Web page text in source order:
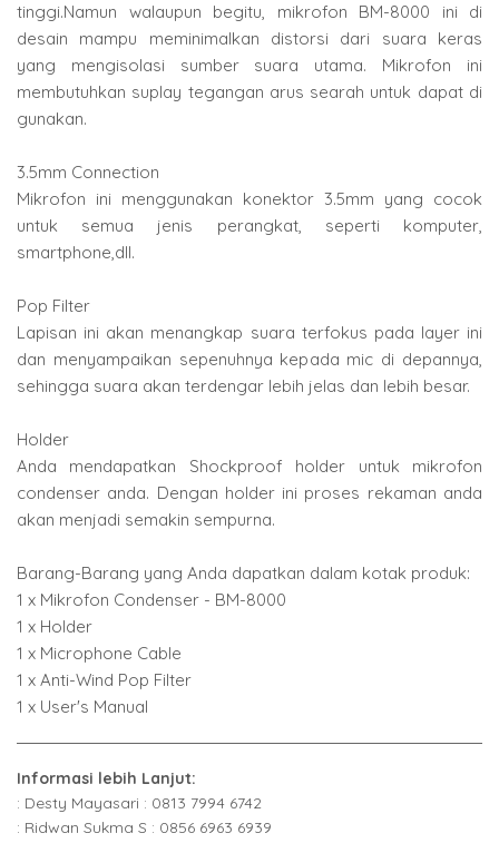
tinggi.Namun walaupun begitu, mikrofon BM-8000 ini di
desain mampu meminimalkan distorsi dari suara keras
yang mengisolasi sumber suara utama. Mikrofon ini
membutuhkan suplay tegangan arus searah untuk dapat di
gunakan.
3.5mm Connection
Mikrofon ini menggunakan konektor 3.5mm yang cocok
untuk semua jenis perangkat, seperti komputer,
smartphone,dll.
Pop Filter
Lapisan ini akan menangkap suara terfokus pada layer ini
dan menyampaikan sepenuhnya kepada mic di depannya,
sehingga suara akan terdengar lebih jelas dan lebih besar.
Holder
Anda mendapatkan Shockproof holder untuk mikrofon
condenser anda. Dengan holder ini proses rekaman anda
akan menjadi semakin sempurna.
Barang-Barang yang Anda dapatkan dalam kotak produk:
1 x Mikrofon Condenser - BM-8000
1 x Holder
1 x Microphone Cable
1 x Anti-Wind Pop Filter
1 x User's Manual
Informasi lebih Lanjut:
: Desty Mayasari : 0813 7994 6742
: Ridwan Sukma S : 0856 6963 6939